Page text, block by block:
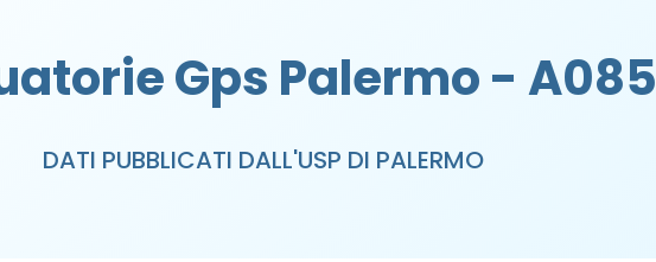
Gps Palermo - A085
DATI PUBBLICATI DALL'USP DI PALERMO